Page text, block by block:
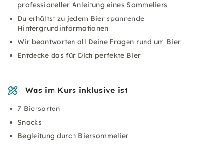
professioneller Anleitung eines Sommeliers
Du erhältst zu jedem Bier spannende
Hintergrundinformationen
Wir beantworten all Deine Fragen rund um Bier
Entdecke das für Dich perfekte Bier
Was im Kurs inklusive ist
7 Biersorten
Snacks
Begleitung durch Biersommelier